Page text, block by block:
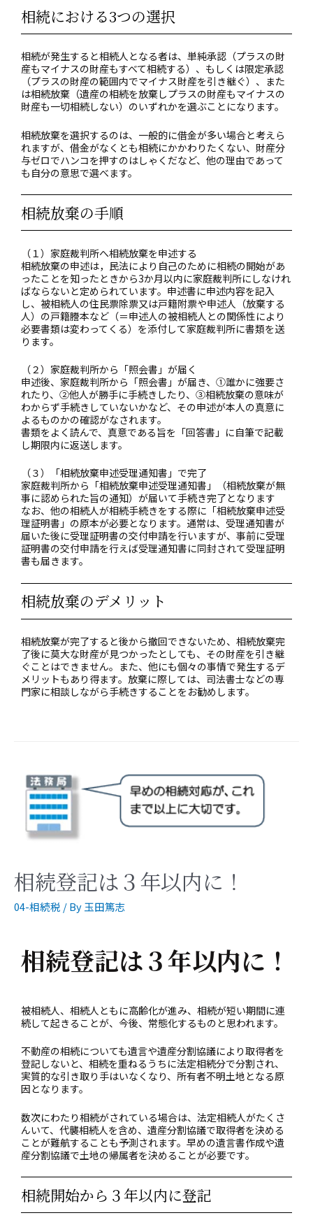
相続における3つの選択
相続が発生すると相続人となる者は、単純承認（プラスの財
産もマイナスの財産もすべて相続する）、もしくは限定承認
（プラスの財産の範囲内でマイナス財産を引き継ぐ）、また
は相続放棄（遺産の相続を放棄しプラスの財産もマイナスの
財産も一切相続しない）のいずれかを選ぶことになります。
相続放棄を選択するのは、一般的に借金が多い場合と考えら
れますが、借金がなくとも相続にかかわりたくない、財産分
与ゼロでハンコを押すのはしゃくだなど、他の理由であって
も自分の意思で選べます。
相続放棄の手順
（１）家庭裁判所へ相続放棄を申述する
相続放棄の申述は，民法により自己のために相続の開始があ
ったことを知ったときから3か月以内に家庭裁判所にしなけれ
ばならないと定められています。申述書に申述内容を記入
し、被相続人の住民票除票又は戸籍附票や申述人（放棄する
人）の戸籍謄本など（＝申述人の被相続人との関係性により
必要書類は変わってくる）を添付して家庭裁判所に書類を送
ります。
（２）家庭裁判所から「照会書」が届く
申述後、家庭裁判所から「照会書」が届き、①誰かに強要さ
れたり、②他人が勝手に手続きしたり、③相続放棄の意味が
わからず手続きしていないかなど、その申述が本人の真意に
よるものかの確認がなされます。
書類をよく読んで、真意である旨を「回答書」に自筆で記載
し期限内に返送します。
（３）「相続放棄申述受理通知書」で完了
家庭裁判所から「相続放棄申述受理通知書」（相続放棄が無
事に認められた旨の通知）が届いて手続き完了となります
なお、他の相続人が相続手続きをする際に「相続放棄申述受
理証明書」の原本が必要となります。通常は、受理通知書が
届いた後に受理証明書の交付申請を行いますが、事前に受理
証明書の交付申請を行えば受理通知書に同封されて受理証明
書も届きます。
相続放棄のデメリット
相続放棄が完了すると後から撤回できないため、相続放棄完
了後に莫大な財産が見つかったとしても、その財産を引き継
ぐことはできません。また、他にも個々の事情で発生するデ
メリットもあり得ます。放棄に際しては、司法書士などの専
門家に相談しながら手続きすることをお勧めします。
相続登記は３年以内に！
04-相続税 / By玉田篤志
相続登記は３年以内に！
被相続人、相続人ともに高齢化が進み、相続が短い期間に連
続して起きることが、今後、常態化するものと思われます。
不動産の相続についても遺言や遺産分割協議により取得者を
登記しないと、相続を重ねるうちに法定相続分で分割され、
実質的な引き取り手はいなくなり、所有者不明土地となる原
因となります。
数次にわたり相続がされている場合は、法定相続人がたくさ
んいて、代襲相続人を含め、遺産分割協議で取得者を決める
ことが難航することも予測されます。早めの遺言書作成や遺
産分割協議で土地の帰属者を決めることが必要です。
相続開始から３年以内に登記